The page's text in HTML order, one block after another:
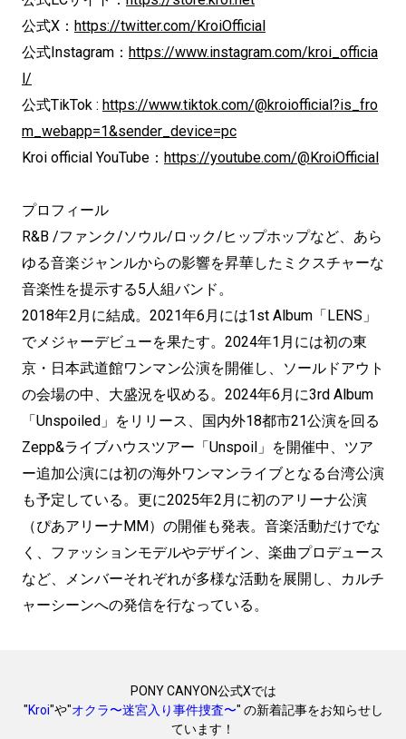
公式X： https://twitter.com/KroiOfficial
公式Instagram： https://www.instagram.com/kroi_officia
l/
公式TikTok : https://www.tiktok.com/@kroiofficial?is_fro
m_webapp=1&sender_device=pc
Kroi official YouTube： https://youtube.com/@KroiOfficial
プロフィール
R&B /ファンク/ソウル/ロック/ヒップホップなど、あら
ゆる音楽ジャンルからの影響を昇華したミクスチャーな
音楽性を提示する5人組バンド。
2018年2月に結成。2021年6月には1st Album「LENS」
でメジャーデビューを果たす。2024年1月には初の東
京・日本武道館ワンマン公演を開催し、ソールドアウト
の会場の中、大盛況を収める。2024年6月に3rd Album
「Unspoiled」をリリース、国内外18都市21公演を回る
Zepp&ライブハウスツアー「Unspoil」を開催中、ツア
ー追加公演には初の海外ワンマンライブとなる台湾公演
も予定している。更に2025年2月に初のアリーナ公演
（ぴあアリーナMM）の開催も発表。音楽活動だけでな
く、ファッションモデルやデザイン、楽曲プロデュース
など、メンバーそれぞれが多様な活動を展開し、カルチ
ャーシーンへの発信を行なっている。
PONY CANYON公式Xでは
"Kroi"や"オクラ〜迷宮入り事件捜査〜" の新着記事をお知らせし
ています！